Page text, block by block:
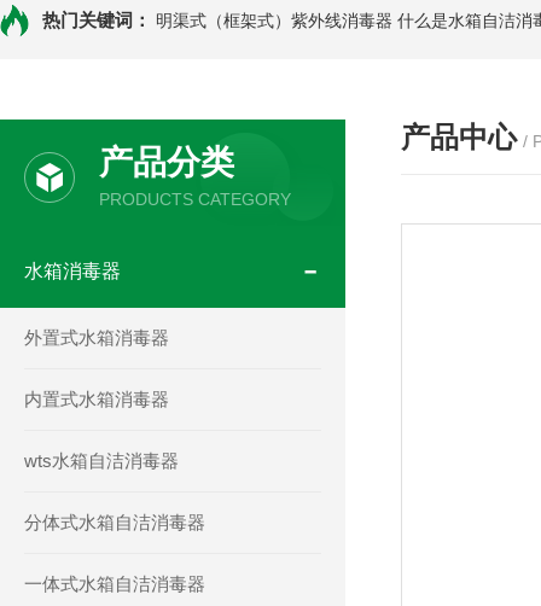
热门关键词： 明渠式（框架式）紫外线消毒器 什么是水箱自洁消
产品分类
PRODUCTS CATEGORY
水箱消毒器
外置式水箱消毒器
内置式水箱消毒器
wts水箱自洁消毒器
分体式水箱自洁消毒器
一体式水箱自洁消毒器
产品中心 /